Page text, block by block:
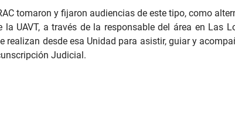
tomaron y fijaron audiencias de este tipo, como
UAVT, a través de la responsable del área en
realizan desde esa Unidad para asistir, guiar y
Judicial.